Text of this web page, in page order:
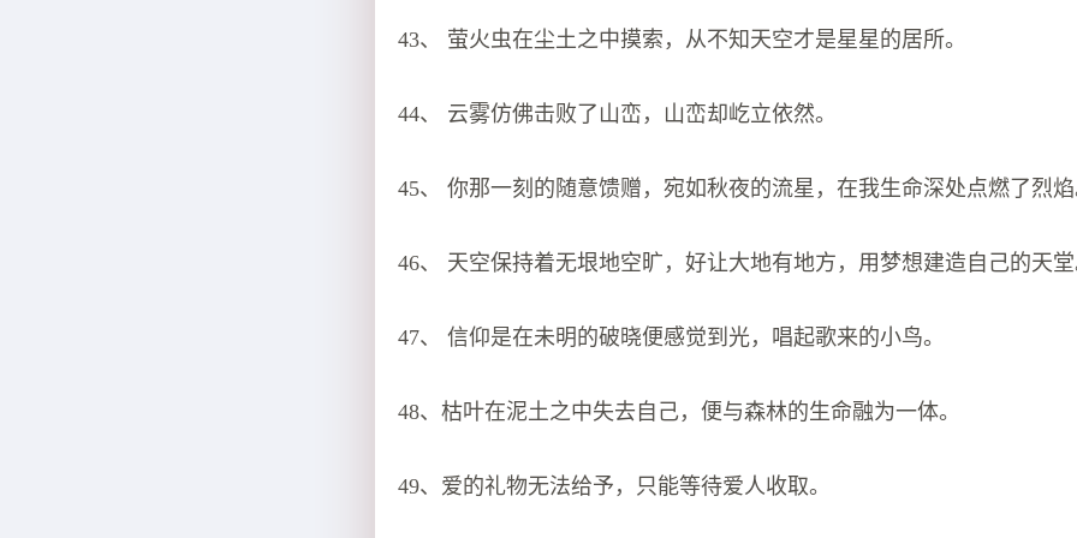
43、 萤火虫在尘土之中摸索，从不知天空才是星星的居所。
44、 云雾仿佛击败了山峦，山峦却屹立依然。
45、 你那一刻的随意馈赠，宛如秋夜的流星，在我生命深处点燃了烈
46、 天空保持着无垠地空旷，好让大地有地方，用梦想建造自己的天
47、 信仰是在未明的破晓便感觉到光，唱起歌来的小鸟。
48、枯叶在泥土之中失去自己，便与森林的生命融为一体。
49、爱的礼物无法给予，只能等待爱人收取。